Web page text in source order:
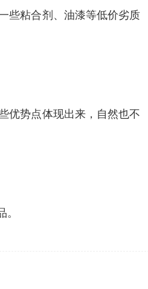
些粘合剂、油漆等低价劣质
优势点体现出来，自然也不